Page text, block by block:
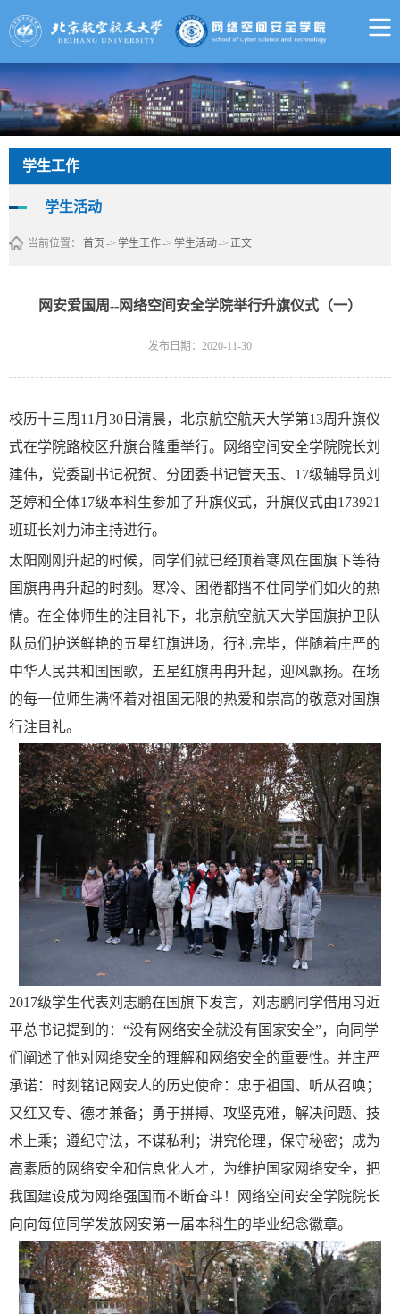
学生工作
学生活动
当前位置： 首页 -> 学生工作-> 学生活动-> 正文
网安爱国周--网络空间安全学院举行升旗仪式（一）
发布日期：2020-11-30
校历十三周11月30日清晨，北京航空航天大学第13周升旗仪
式在学院路校区升旗台隆重举行。网络空间安全学院院长刘
建伟，党委副书记祝贺、分团委书记管天玉、17级辅导员刘
芝婷和全体17级本科生参加了升旗仪式，升旗仪式由173921
班班长刘力沛主持进行。
太阳刚刚升起的时候，同学们就已经顶着寒风在国旗下等待
国旗冉冉升起的时刻。寒冷、困倦都挡不住同学们如火的热
情。在全体师生的注目礼下，北京航空航天大学国旗护卫队
队员们护送鲜艳的五星红旗进场，行礼完毕，伴随着庄严的
中华人民共和国国歌，五星红旗冉冉升起，迎风飘扬。在场
的每一位师生满怀着对祖国无限的热爱和崇高的敬意对国旗
行注目礼。
2017级学生代表刘志鹏在国旗下发言，刘志鹏同学借用习近
平总书记提到的：“没有网络安全就没有国家安全”，向同学
们阐述了他对网络安全的理解和网络安全的重要性。并庄严
承诺：时刻铭记网安人的历史使命：忠于祖国、听从召唤；
又红又专、德才兼备；勇于拼搏、攻坚克难，解决问题、技
术上乘；遵纪守法，不谋私利；讲究伦理，保守秘密；成为
高素质的网络安全和信息化人才，为维护国家网络安全，把
我国建设成为网络强国而不断奋斗！网络空间安全学院院长
向向每位同学发放网安第一届本科生的毕业纪念徽章。